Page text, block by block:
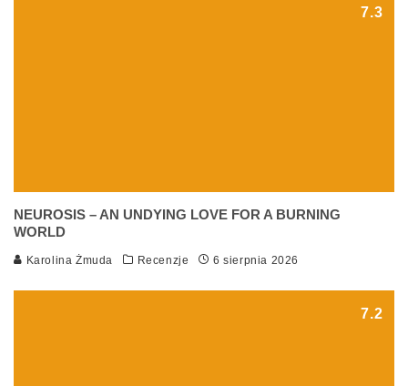
7.3
NEUROSIS – AN UNDYING LOVE FOR A BURNING
WORLD
Karolina Żmuda Recenzje 6 sierpnia 2026
7.2